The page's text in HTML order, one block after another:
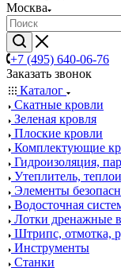
Москва
+7 (495) 640-06-76
Заказать звонок
Каталог
Скатные кровли
Зеленая кровля
Плоские кровли
Комплектующие
Гидроизоляция,
Утеплитель,
Элементы
Водосточная
Лотки дренажные
Штрипс, отмотка,
Инструменты
Станки